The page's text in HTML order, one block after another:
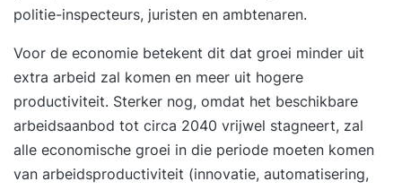
politie-inspecteurs, juristen en ambtenaren.
Voor de economie betekent dit dat groei minder uit
extra arbeid zal komen en meer uit hogere
productiviteit. Sterker nog, omdat het beschikbare
arbeidsaanbod tot circa 2040 vrijwel stagneert, zal
alle economische groei in die periode moeten komen
van arbeidsproductiviteit (innovatie, automatisering,